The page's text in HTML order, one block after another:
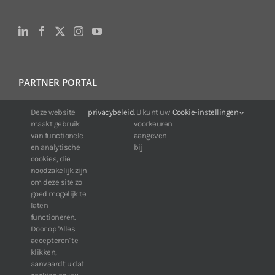
PARTNER PORTAL
Voor klanten van IDIS:
24/7 beschikbaarheid, altijd en overal.
Web:https://portal.idisglobal.solutions
TOP DOWNLOADS
Software IDIS Center V7.1.0
160.74 MB
Software IDIS Discovery V4.8.1
13.87 MB
Deze website
maakt gebruik
van functionele
en analytische
cookies, die
noodzakelijk zijn
om deze site zo
goed mogelijk te
laten
functioneren.
Door op 'Alles
accepteren' te
klikken,
aanvaardt u dat
privacybeleid. U kunt uw
voorkeuren
aangeven
bij
Cookie-instellingen